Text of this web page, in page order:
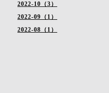
2022-10（3）
2022-09（1）
2022-08（1）